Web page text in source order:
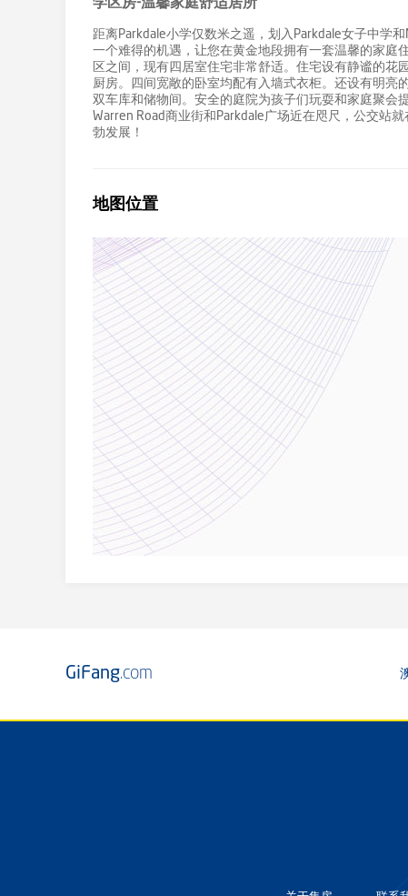
学区房-温馨家庭舒适居所
距离Parkdale小学仅数米之遥，划入Parkdale女子中学
一个难得的机遇，让您在黄金地段拥有一套温馨的家庭
区之间，现有四居室住宅非常舒适。住宅设有静谧的花
厨房。四间宽敞的卧室均配有入墙式衣柜。还设有明亮
双车库和储物间。安全的庭院为孩子们玩耍和家庭聚会
Warren Road商业街和Parkdale广场近在咫尺，公交站
勃发展！
地图位置
GiFang.com